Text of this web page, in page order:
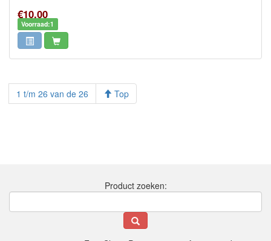
€10,00
Voorraad:1
1 t/m 26 van de 26 Top
Product zoeken: